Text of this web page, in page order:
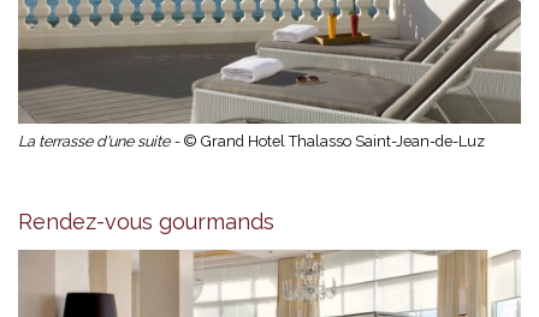
La terrasse d'une suite - © Grand Hotel Thalasso Saint-Jean-de-Luz
Rendez-vous gourmands